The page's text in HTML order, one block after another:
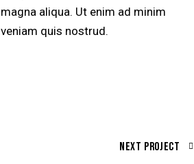
magna aliqua. Ut enim ad minim
veniam quis nostrud.
Next Project